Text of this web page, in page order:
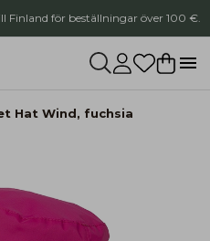
Finland för beställningar över 100 €.
Hat Wind, fuchsia